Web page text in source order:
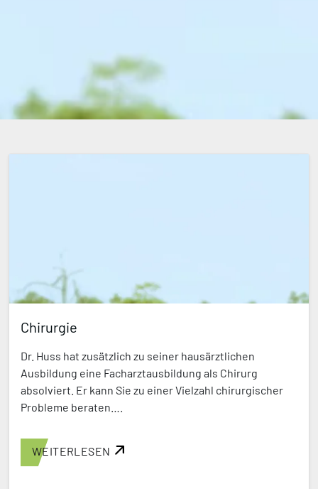
Chirurgie
Dr. Huss hat zusätzlich zu seiner hausärztlichen
Ausbildung eine Facharztausbildung als Chirurg
absolviert. Er kann Sie zu einer Vielzahl chirurgischer
Probleme beraten….
WEITERLESEN